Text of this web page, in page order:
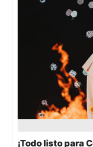
¡Todo listo para